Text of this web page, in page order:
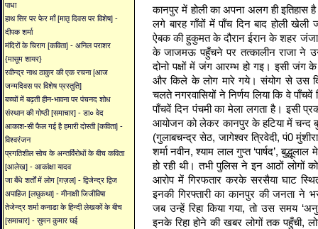
पाधा
हाथ सिर पर फेर माँ [मातृ दिवस पर विशेष] -
दीपक शर्मा
मंदिरों के चिराग [कविता] - अनिल पराशर
{मासूम शायर}
रवीन्द्र नाथ ठाकुर की एक रचना [आज
जन्मदिवस पर विशेष प्रस्तुति]
बच्चों में बढ़ती हीन-भावना पर पंचनद शोध
संस्थान की गोष्ठी [समाचार] - डा० वेद
आकाश-सी फैल गई है हमारी दोस्ती [कविता] -
विश्वरंजन
प्रगतिशील सोच के अन्तर्विरोधों के बीच कविता
[आलेख] - आकांक्षा यादव
जा बँधे शर्तों में लोग [ग़ज़ल] - द्विजेन्द्र द्विज
अपाहिज [लघुकथा] - मीनाक्षी जिजीविषा
तेजेन्द्र शर्मा कनाडा के हिन्दी लेखकों के बीच
[समाचार] - सुमन कुमार घई
कानपुर में होली का अपना अलग ही
लगे बारह गाँवों में पाँच दिन बाद होली खेली
ऐबक की हुकुमत के दौरान ईरान के शहर
के जाजमऊ पहुँचने पर तत्कालीन राजा ने
दोनो पक्षों में जंग आरम्भ हो गइ। इसी जंग
और किले के लोग मारे गये। संयोग से उस
चलते नगरवासियों ने निर्णय लिया कि वे
पाँचवें दिन पंचमी का मेला लगता है। इसी
आयोजन को लेकर कानपुर के हटिया में चन्द
(गुलाबचन्द्र सेठ, जागेश्वर त्रिवेदी, पं0
शर्मा नवीन, श्याम लाल गुप्त ‘पार्षद’,
हो रही थी। तभी पुलिस ने इन आठों
आरोप में गिरफतार करके सरसैया घाट
इनकी गिरफ्तारी का कानपुर की जनता ने
जब उन्हें रिहा किया गया, तो उस समय
इनके रिहा होने की खबर लोगों तक पहुँची,